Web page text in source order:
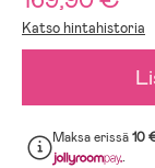
Katso hintahistoria
Maksa erissä10
.